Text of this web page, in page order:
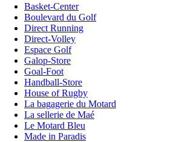
Basket-Center
Boulevard du Golf
Direct Running
Direct-Volley
Espace Golf
Galop-Store
Goal-Foot
Handball-Store
House of Rugby
La bagagerie du Motard
La sellerie de Maé
Le Motard Bleu
Made in Paradis